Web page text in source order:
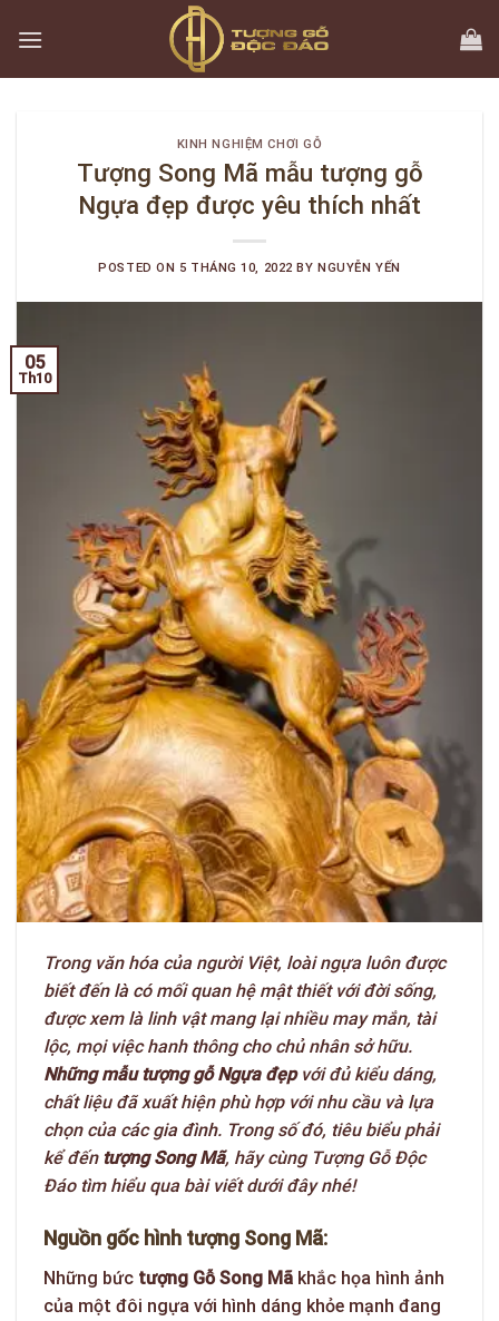
KINH NGHIỆM CHƠI GỖ
Tượng Song Mã mẫu tượng gỗ
Ngựa đẹp được yêu thích nhất
POSTED ON 5 THÁNG 10, 2022 BYNGUYỄN YẾN
05
Th10
Trong văn hóa của người Việt, loài ngựa luôn được
biết đến là có mối quan hệ mật thiết với đời sống,
được xem là linh vật mang lại nhiều may mắn, tài
lộc, mọi việc hanh thông cho chủ nhân sở hữu.
Những mẫu tượng gỗ Ngựa đẹpvới đủ kiểu dáng,
chất liệu đã xuất hiện phù hợp với nhu cầu và lựa
chọn của các gia đình. Trong số đó, tiêu biểu phải
kể đến tượng Song Mã, hãy cùng Tượng Gỗ Độc
Đáo tìm hiểu qua bài viết dưới đây nhé!
Nguồn gốc hình tượng Song Mã:
Những bức tượng Gỗ Song Mã khắc họa hình ảnh
của một đôi ngựa với hình dáng khỏe mạnh đang